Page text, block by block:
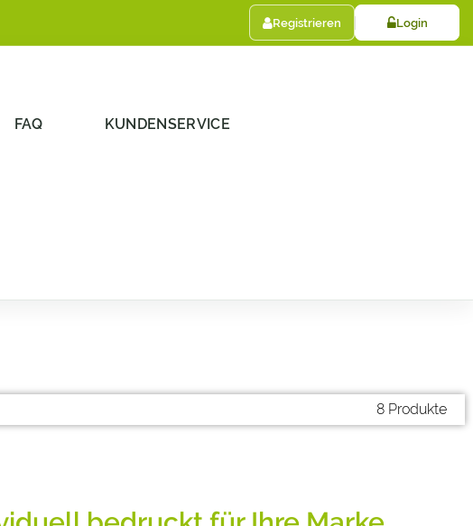
Registrieren Login
FAQ KUNDENSERVICE
8 Produkte